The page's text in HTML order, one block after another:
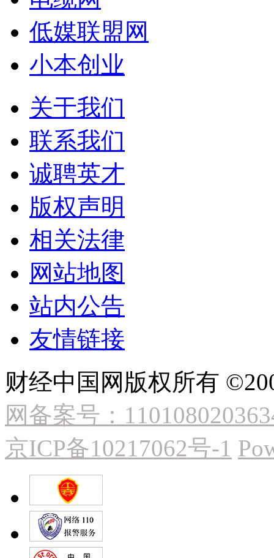
低媒联盟网
小本创业
关于我们
联系我们
诚聘英才
版权声明
相关法律
网站地图
站内公告
友情链接
财经中国网版权所有
网备案号：
京ICP备10217062号-1